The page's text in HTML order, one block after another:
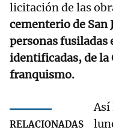
licitación de las
cementerio de San
personas fusiladas
identificadas, de la
franquismo.
RELACIONADAS
Así